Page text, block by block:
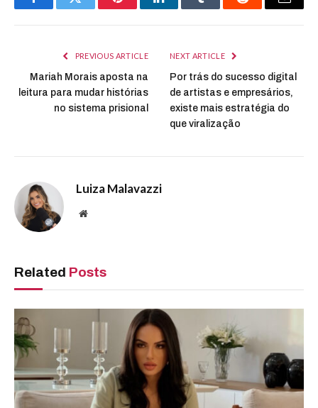
FacebookTwitter PinterestLinkedInTumblr Reddit Email
PREVIOUS ARTICLE
Mariah Morais aposta na
leitura para mudar histórias
no sistema prisional
NEXT ARTICLE
Por trás do sucesso digital
de artistas e empresários,
existe mais estratégia do
que viralização
Luiza Malavazzi
Website
Related Posts